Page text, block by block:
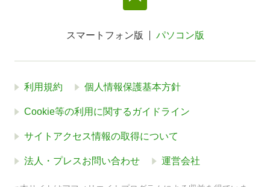
スマートフォン版 パソコン版
利用規約 個人情報保護基本方針
Cookie等の利用に関するガイドライン
サイトアクセス情報の取得について
法人・プレスお問い合わせ 運営会社